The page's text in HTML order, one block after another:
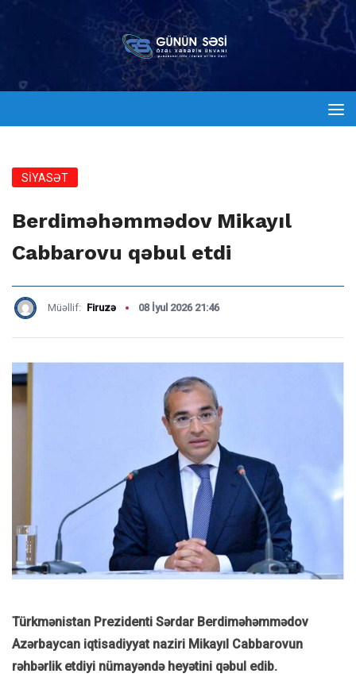
SİYASƏT
Berdiməhəmmədov Mikayıl
Cabbarovu qəbul etdi
Müəllif: Firuzə 08 İyul 2026 21:46
Türkmənistan Prezidenti Sərdar Berdiməhəmmədov
Azərbaycan iqtisadiyyat naziri Mikayıl Cabbarovun
rəhbərlik etdiyi nümayəndə heyətini qəbul edib.